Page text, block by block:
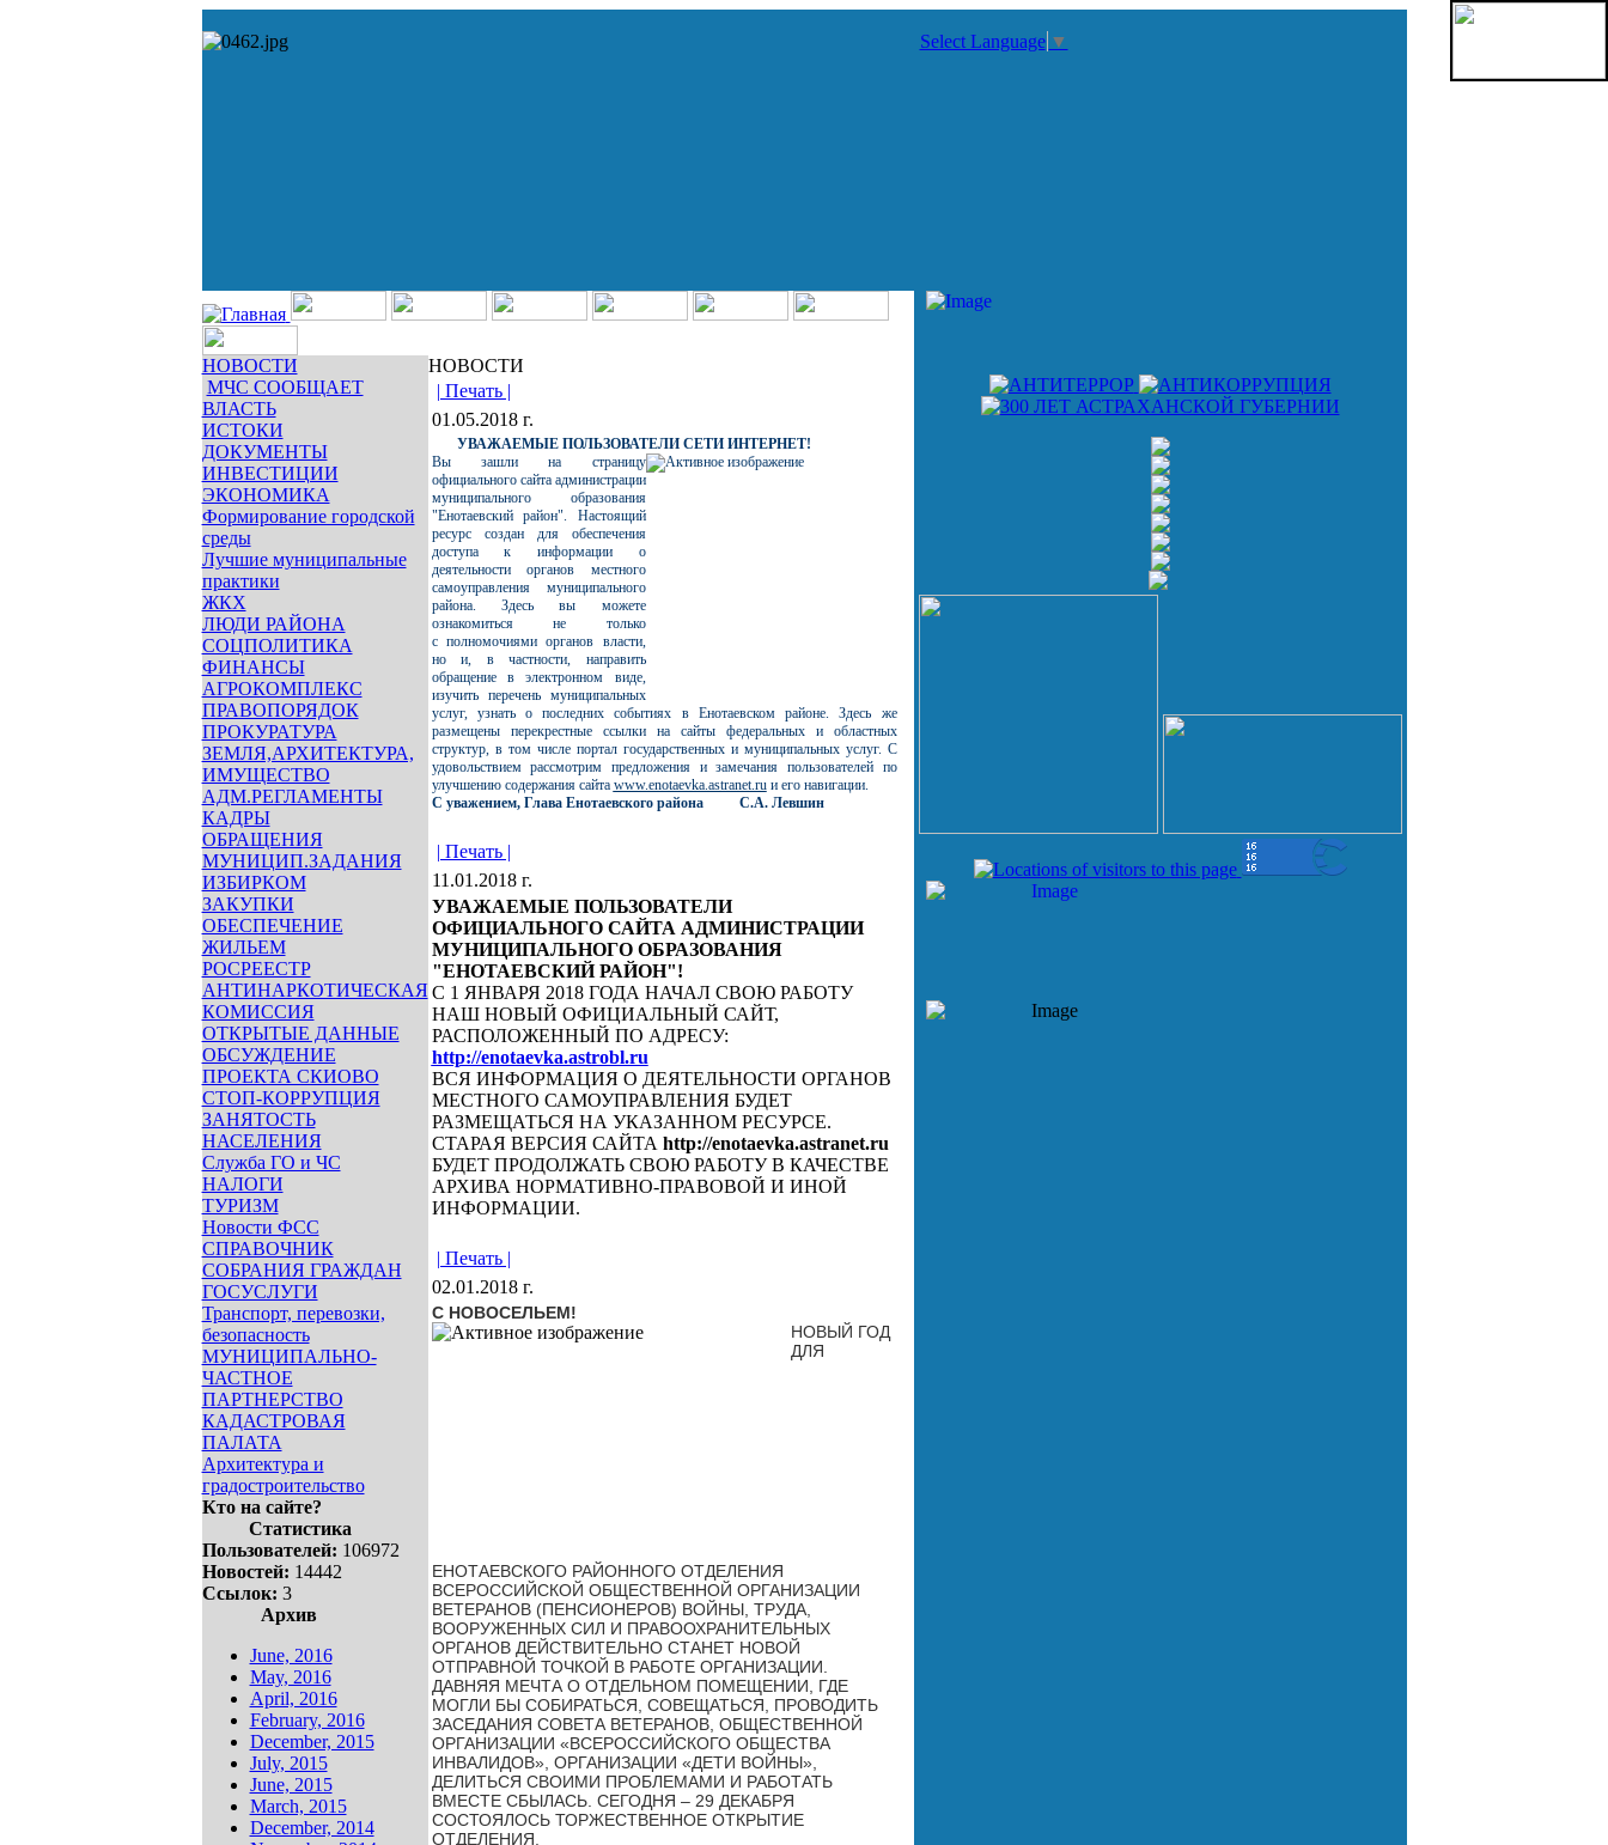
Select Language ▼
НОВОСТИ
МЧС СООБЩАЕТ
ВЛАСТЬ
ИСТОКИ
ДОКУМЕНТЫ
ИНВЕСТИЦИИ
ЭКОНОМИКА
Формирование городской
среды
Лучшие муниципальные
практики
ЖКХ
ЛЮДИ РАЙОНА
СОЦПОЛИТИКА
ФИНАНСЫ
АГРОКОМПЛЕКС
ПРАВОПОРЯДОК
ПРОКУРАТУРА
ЗЕМЛЯ,АРХИТЕКТУРА,
ИМУЩЕСТВО
АДМ.РЕГЛАМЕНТЫ
КАДРЫ
ОБРАЩЕНИЯ
МУНИЦИП.ЗАДАНИЯ
ИЗБИРКОМ
ЗАКУПКИ
ОБЕСПЕЧЕНИЕ
ЖИЛЬЕМ
РОСРЕЕСТР
АНТИНАРКОТИЧЕСКАЯ
КОМИССИЯ
ОТКРЫТЫЕ ДАННЫЕ
ОБСУЖДЕНИЕ
ПРОЕКТА СКИОВО
СТОП-КОРРУПЦИЯ
ЗАНЯТОСТЬ
НАСЕЛЕНИЯ
Служба ГО и ЧС
НАЛОГИ
ТУРИЗМ
Новости ФСС
СПРАВОЧНИК
СОБРАНИЯ ГРАЖДАН
ГОСУСЛУГИ
Транспорт, перевозки,
безопасность
МУНИЦИПАЛЬНО-
ЧАСТНОЕ
ПАРТНЕРСТВО
КАДАСТРОВАЯ
ПАЛАТА
Архитектура и
градостроительство
Кто на сайте?
Статистика
Пользователей: 106972
Новостей: 14442
Ссылок: 3
Архив
June, 2016
May, 2016
April, 2016
February, 2016
December, 2015
July, 2015
June, 2015
March, 2015
December, 2014
НОВОСТИ
| Печать |
01.05.2018 г.
УВАЖАЕМЫЕ ПОЛЬЗОВАТЕЛИ СЕТИ ИНТЕРНЕТ!
Вы зашли на страницу
официального сайта администрации
муниципального образования
"Енотаевский район". Настоящий
ресурс создан для обеспечения
доступа к информации о
деятельности органов местного
самоуправления муниципального
района. Здесь вы можете
ознакомиться не только
с полномочиями органов власти,
но и, в частности, направить
обращение в электронном виде,
изучить перечень муниципальных
услуг, узнать о последних событиях в Енотаевском районе. Здесь же
размещены перекрестные ссылки на сайты федеральных и областных
структур, в том числе портал государственных и муниципальных услуг. С
удовольствием рассмотрим предложения и замечания пользователей по
улучшению содержания сайта www.enotaevka.astranet.ruи его навигации.
С уважением, Глава Енотаевского района С.А. Левшин
| Печать |
11.01.2018 г.
УВАЖАЕМЫЕ ПОЛЬЗОВАТЕЛИ
ОФИЦИАЛЬНОГО САЙТА АДМИНИСТРАЦИИ
МУНИЦИПАЛЬНОГО ОБРАЗОВАНИЯ
"ЕНОТАЕВСКИЙ РАЙОН"!
С 1 ЯНВАРЯ 2018 ГОДА НАЧАЛ СВОЮ РАБОТУ
НАШ НОВЫЙ ОФИЦИАЛЬНЫЙ САЙТ,
РАСПОЛОЖЕННЫЙ ПО АДРЕСУ:
http://enotaevka.astrobl.ru
ВСЯ ИНФОРМАЦИЯ О ДЕЯТЕЛЬНОСТИ ОРГАНОВ
МЕСТНОГО САМОУПРАВЛЕНИЯ БУДЕТ
РАЗМЕЩАТЬСЯ НА УКАЗАННОМ РЕСУРСЕ.
СТАРАЯ ВЕРСИЯ САЙТА http://enotaevka.astranet.ru
БУДЕТ ПРОДОЛЖАТЬ СВОЮ РАБОТУ В КАЧЕСТВЕ
АРХИВА НОРМАТИВНО-ПРАВОВОЙ И ИНОЙ
ИНФОРМАЦИИ.
| Печать |
02.01.2018 г.
С НОВОСЕЛЬЕМ!
НОВЫЙ ГОД
ДЛЯ
ЕНОТАЕВСКОГО РАЙОННОГО ОТДЕЛЕНИЯ
ВСЕРОССИЙСКОЙ ОБЩЕСТВЕННОЙ ОРГАНИЗАЦИИ
ВЕТЕРАНОВ (ПЕНСИОНЕРОВ) ВОЙНЫ, ТРУДА,
ВООРУЖЕННЫХ СИЛ И ПРАВООХРАНИТЕЛЬНЫХ
ОРГАНОВ ДЕЙСТВИТЕЛЬНО СТАНЕТ НОВОЙ
ОТПРАВНОЙ ТОЧКОЙ В РАБОТЕ ОРГАНИЗАЦИИ.
ДАВНЯЯ МЕЧТА О ОТДЕЛЬНОМ ПОМЕЩЕНИИ, ГДЕ
МОГЛИ БЫ СОБИРАТЬСЯ, СОВЕЩАТЬСЯ, ПРОВОДИТЬ
ЗАСЕДАНИЯ СОВЕТА ВЕТЕРАНОВ, ОБЩЕСТВЕННОЙ
ОРГАНИЗАЦИИ «ВСЕРОССИЙСКОГО ОБЩЕСТВА
ИНВАЛИДОВ», ОРГАНИЗАЦИИ «ДЕТИ ВОЙНЫ»,
ДЕЛИТЬСЯ СВОИМИ ПРОБЛЕМАМИ И РАБОТАТЬ
ВМЕСТЕ СБЫЛАСЬ. СЕГОДНЯ – 29 ДЕКАБРЯ
СОСТОЯЛОСЬ ТОРЖЕСТВЕННОЕ ОТКРЫТИЕ
ОТДЕЛЕНИЯ.